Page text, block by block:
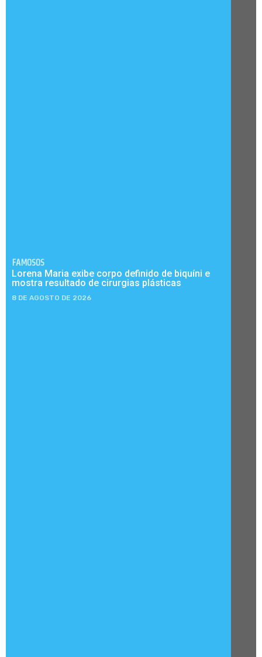
FAMOSOS
Lorena Maria exibe corpo definido de biquíni e
mostra resultado de cirurgias plásticas
8 DE AGOSTO DE 2026